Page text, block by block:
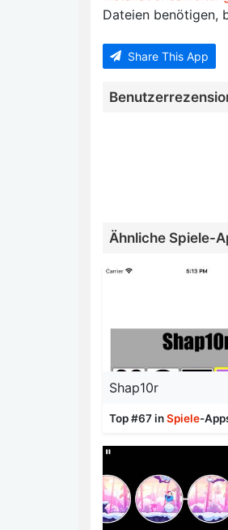
Dateien benötigen,
Share This App
Ähnliche Spiele-
Shap10r
Top #67 inSpiele-